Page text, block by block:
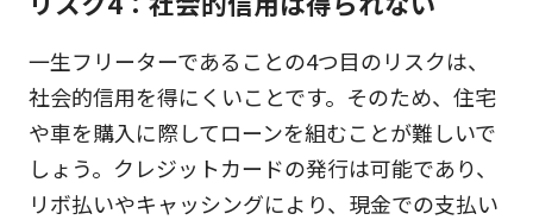
一生フリーターであることの4つ目のリスクは、
社会的信用を得にくいことです。そのため、住宅
や車を購入に際してローンを組むことが難しいで
しょう。クレジットカードの発行は可能であり、
リボ払いやキャッシングにより、現金での支払い